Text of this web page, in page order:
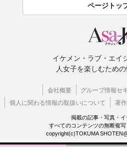
ページトッ
イケメン・ラブ・エイ
人女子を楽しむための
会社概要
グループ情報セ
個人に関わる情報の取扱いについて
著
掲載の記事・写真・
すべてのコンテンツの無断複写
copyright(c)TOKUMA